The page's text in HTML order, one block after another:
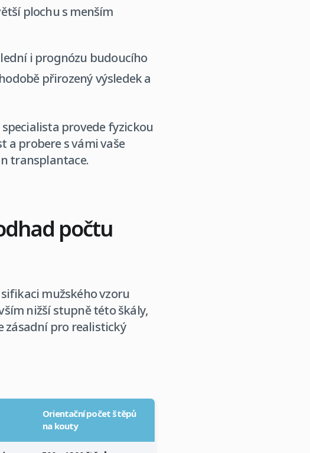
plochu s menším
i prognózu budoucího
přirozený výsledek a
provede fyzickou
a probere s vámi vaše
transplantace.
počtu
mužského vzoru
nižší stupně této škály,
zásadní pro realistický
Orientační počet štěpů
na kouty